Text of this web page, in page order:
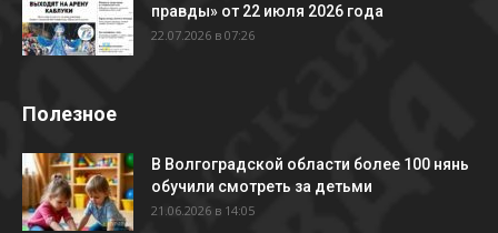
правды» от 22 июля 2026 года
22.07.2026 в 07:26
Полезное
В Волгоградской области более 100 нянь
обучили смотреть за детьми
21.06.2026 в 14:05